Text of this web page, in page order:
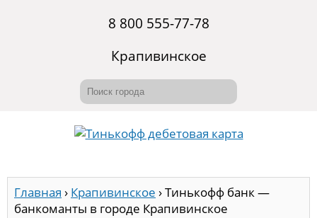
8 800 555-77-78
Крапивинское
Главная › Крапивинское ›Тинькофф банк —
банкоманты в городе Крапивинское